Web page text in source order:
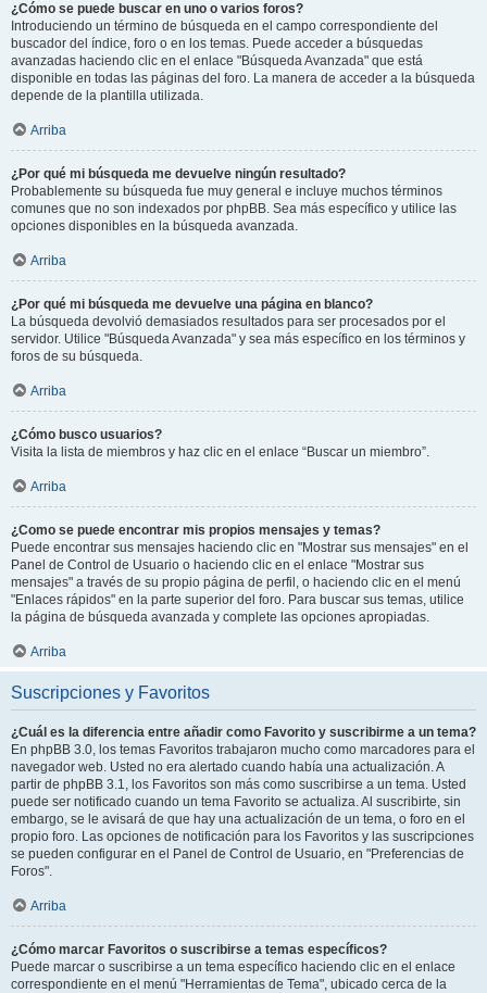
¿Cómo se puede buscar en uno o varios foros?
Introduciendo un término de búsqueda en el campo correspondiente del
buscador del índice, foro o en los temas. Puede acceder a búsquedas
avanzadas haciendo clic en el enlace "Búsqueda Avanzada" que está
disponible en todas las páginas del foro. La manera de acceder a la búsqueda
depende de la plantilla utilizada.
Arriba
¿Por qué mi búsqueda me devuelve ningún resultado?
Probablemente su búsqueda fue muy general e incluye muchos términos
comunes que no son indexados por phpBB. Sea más específico y utilice las
opciones disponibles en la búsqueda avanzada.
Arriba
¿Por qué mi búsqueda me devuelve una página en blanco?
La búsqueda devolvió demasiados resultados para ser procesados por el
servidor. Utilice "Búsqueda Avanzada" y sea más específico en los términos y
foros de su búsqueda.
Arriba
¿Cómo busco usuarios?
Visita la lista de miembros y haz clic en el enlace “Buscar un miembro”.
Arriba
¿Como se puede encontrar mis propios mensajes y temas?
Puede encontrar sus mensajes haciendo clic en "Mostrar sus mensajes" en el
Panel de Control de Usuario o haciendo clic en el enlace "Mostrar sus
mensajes" a través de su propio página de perfil, o haciendo clic en el menú
"Enlaces rápidos" en la parte superior del foro. Para buscar sus temas, utilice
la página de búsqueda avanzada y complete las opciones apropiadas.
Arriba
Suscripciones y Favoritos
¿Cuál es la diferencia entre añadir como Favorito y suscribirme a un tema?
En phpBB 3.0, los temas Favoritos trabajaron mucho como marcadores para el
navegador web. Usted no era alertado cuando había una actualización. A
partir de phpBB 3.1, los Favoritos son más como suscribirse a un tema. Usted
puede ser notificado cuando un tema Favorito se actualiza. Al suscribirte, sin
embargo, se le avisará de que hay una actualización de un tema, o foro en el
propio foro. Las opciones de notificación para los Favoritos y las suscripciones
se pueden configurar en el Panel de Control de Usuario, en "Preferencias de
Foros".
Arriba
¿Cómo marcar Favoritos o suscribirse a temas específicos?
Puede marcar o suscribirse a un tema específico haciendo clic en el enlace
correspondiente en el menú "Herramientas de Tema", ubicado cerca de la